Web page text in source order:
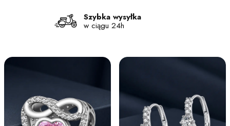
Szybka wysyłka
w ciągu 24h